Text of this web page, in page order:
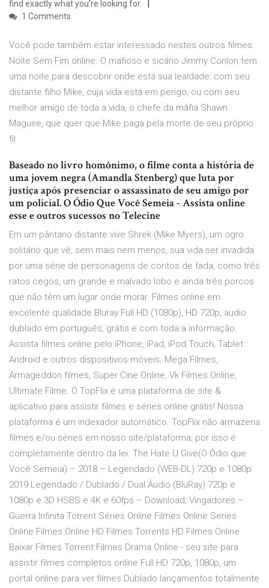
find exactly what you're looking for.
1 Comments
Você pode também estar interessado nestes outros filmes:
Noite Sem Fim online. O mafioso e sicário Jimmy Conlon tem
uma noite para descobrir onde está sua lealdade: com seu
distante filho Mike, cuja vida está em perigo, ou com seu
melhor amigo de toda a vida, o chefe da máfia Shawn
Maguire, que quer que Mike paga pela morte de seu próprio
fil
Baseado no livro homônimo, o filme conta a história de
uma jovem negra (Amandla Stenberg) que luta por
justiça após presenciar o assassinato de seu amigo por
um policial. O Ódio Que Você Semeia - Assista online
esse e outros sucessos no Telecine
Em um pântano distante vive Shrek (Mike Myers), um ogro
solitário que vê, sem mais nem menos, sua vida ser invadida
por uma série de personagens de contos de fada, como três
ratos cegos, um grande e malvado lobo e ainda três porcos
que não têm um lugar onde morar. Filmes online em
excelente qualidade Bluray Full HD (1080p), HD 720p, audio
dublado em português, grátis e com toda a informação.
Assista filmes online pelo iPhone, iPad, iPod Touch, Tablet
Android e outros dispositivos móveis. Mega Filmes,
Armageddon filmes, Super Cine Online, Vk Filmes Online,
Ultimate Filme. O TopFlix é uma plataforma de site &
aplicativo para assistir filmes e séries online grátis! Nossa
plataforma é um indexador automático. TopFlix não armazena
filmes e/ou séries em nosso site/plataforma, por isso é
completamente dentro da lei. The Hate U Give(O Ódio que
Você Semeia) – 2018 – Legendado (WEB-DL) 720p e 1080p
2019 Legendado / Dublado / Dual Áudio (BluRay) 720p e
1080p e 3D HSBS e 4K e 60fps – Download; Vingadores –
Guerra Infinita Torrent Séries Online Filmes Online Series
Online Filmes Online HD Filmes Torrents HD Filmes Online
Baixar Filmes Torrent Filmes Drama Online - seu site para
assistir filmes completos online Full HD 720p, 1080p, um
portal online para ver filmes Dublado lançamentos totalmente